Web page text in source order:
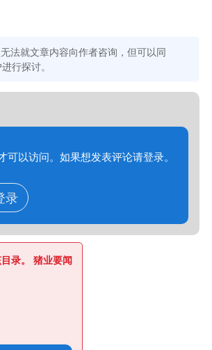
法就文章内容向作者咨询，但可以同
行探讨。
可以访问。如果想发表评论请登录。
录
录。 猪业要闻